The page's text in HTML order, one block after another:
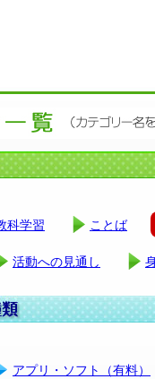
科学習 ことば
活動への見通し
アプリ・ソフト（有料）